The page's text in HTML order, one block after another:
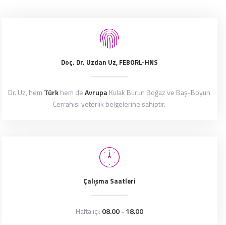
Doç. Dr. Uzdan Uz, FEBORL-HNS
Dr. Uz, hem Türkhem deAvrupaKulak Burun Boğaz ve Baş-Boyun
Cerrahisi yeterlik belgelerine sahiptir.
Çalışma Saatleri
Hafta içi: 08.00 - 18.00